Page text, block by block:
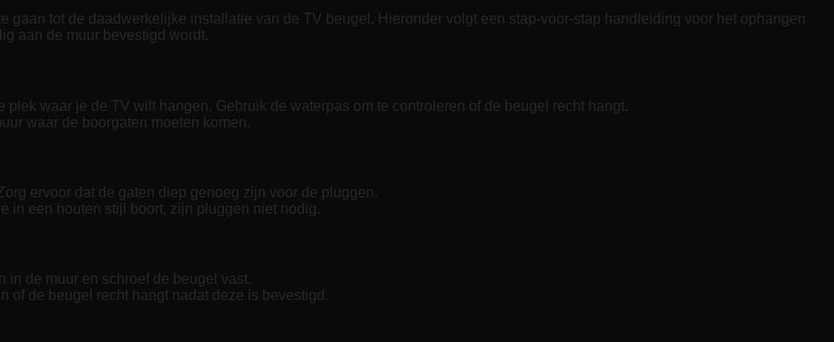
gaan tot de daadwerkelijke installatie van de TV beugel. Hieronder volgt een stap-voor-stap handleiding voor het ophangen
aan de muur bevestigd wordt.
plek waar je de TV wilt hangen. Gebruik de waterpas om te controleren of de beugel recht hangt.
waar de boorgaten moeten komen.
ervoor dat de gaten diep genoeg zijn voor de pluggen.
in een houten stijl boort, zijn pluggen niet nodig.
in de muur en schroef de beugel vast.
of de beugel recht hangt nadat deze is bevestigd.